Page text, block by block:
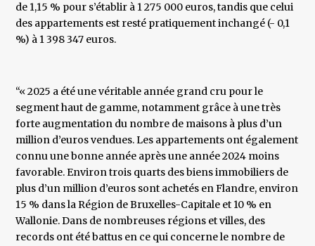
de 1,15 % pour s’établir à 1 275 000 euros, tandis que celui
des appartements est resté pratiquement inchangé (- 0,1
%) à 1 398 347 euros.
“« 2025 a été une véritable année grand cru pour le
segment haut de gamme, notamment grâce à une très
forte augmentation du nombre de maisons à plus d’un
million d’euros vendues. Les appartements ont également
connu une bonne année après une année 2024 moins
favorable. Environ trois quarts des biens immobiliers de
plus d’un million d’euros sont achetés en Flandre, environ
15 % dans la Région de Bruxelles-Capitale et 10 % en
Wallonie. Dans de nombreuses régions et villes, des
records ont été battus en ce qui concerne le nombre de